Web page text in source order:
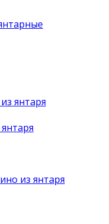
янтаря
из янтаря